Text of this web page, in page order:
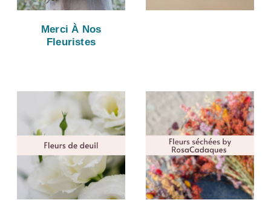
Merci À Nos
Fleuristes